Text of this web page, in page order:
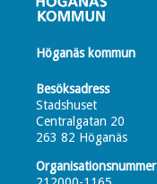
Höganäs kommun
Besöksadress
Stadshuset
Centralgatan 20
263 82 Höganäs
Organisationsnummer